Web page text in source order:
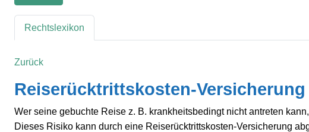
Rechtslexikon
Zurück
Reiserücktrittskosten-Versicherung
Wer seine gebuchte Reise z. B. krankheitsbedingt nicht antreten
Dieses Risiko kann durch eine Reiserücktrittskosten-Versicherung